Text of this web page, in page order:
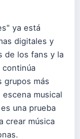
ya está
digitales y
de los fans y la
continúa
grupos más
musical
una prueba
crear música